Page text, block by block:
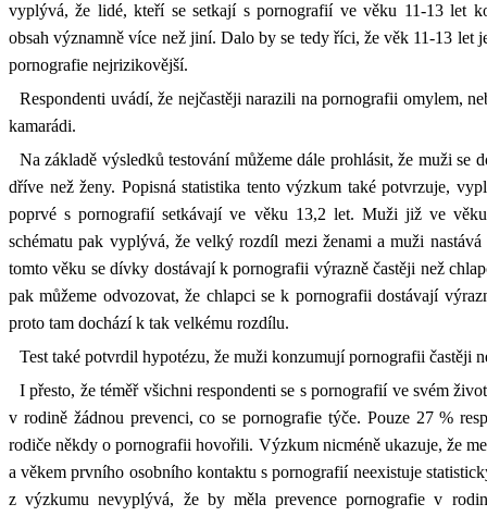
vyplývá, že lidé, kteří se setkají s pornografií ve věku 11-13 let
obsah významně více než jiní. Dalo by se tedy říci, že věk 11-13 let
pornografie nejrizikovější.
Respondenti uvádí, že nejčastěji narazili na pornografii omylem,
kamarádi.
Na základě výsledků testování můžeme dále prohlásit, že muži se
dříve než ženy. Popisná statistika tento výzkum také potvrzuje,
poprvé s pornografií setkávají ve věku 13,2 let. Muži již ve
schématu pak vyplývá, že velký rozdíl mezi ženami a muži
tomto věku se dívky dostávají k pornografii výrazně častěji než
pak můžeme odvozovat, že chlapci se k pornografii dostávají
proto tam dochází k tak velkému rozdílu.
Test také potvrdil hypotézu, že muži konzumují pornografii častěji
I přesto, že téměř všichni respondenti se s pornografií ve svém
v rodině žádnou prevenci, co se pornografie týče. Pouze 27 %
rodiče někdy o pornografii hovořili. Výzkum nicméně ukazuje, že
a věkem prvního osobního kontaktu s pornografií neexistuje
z výzkumu nevyplývá, že by měla prevence pornografie v